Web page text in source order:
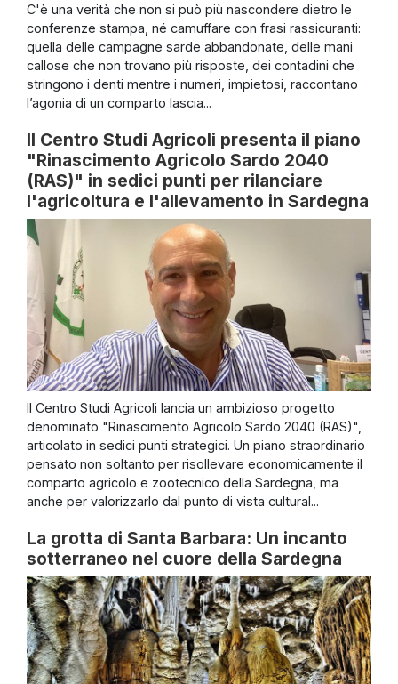
C'è una verità che non si può più nascondere dietro le
conferenze stampa, né camuffare con frasi rassicuranti:
quella delle campagne sarde abbandonate, delle mani
callose che non trovano più risposte, dei contadini che
stringono i denti mentre i numeri, impietosi, raccontano
l’agonia di un comparto lascia...
Il Centro Studi Agricoli presenta il piano
"Rinascimento Agricolo Sardo 2040
(RAS)" in sedici punti per rilanciare
l'agricoltura e l'allevamento in Sardegna
Il Centro Studi Agricoli lancia un ambizioso progetto
denominato "Rinascimento Agricolo Sardo 2040 (RAS)",
articolato in sedici punti strategici. Un piano straordinario
pensato non soltanto per risollevare economicamente il
comparto agricolo e zootecnico della Sardegna, ma
anche per valorizzarlo dal punto di vista cultural...
La grotta di Santa Barbara: Un incanto
sotterraneo nel cuore della Sardegna